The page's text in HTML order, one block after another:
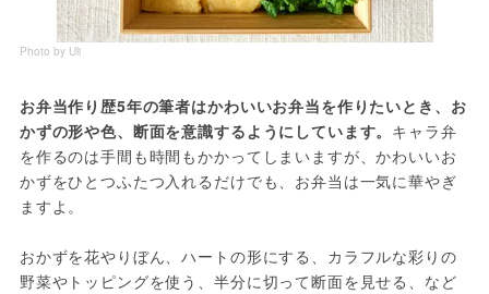
Photo by Uli
お弁当作り歴5年の筆者はかわいいお弁当を作りたいとき、お
かずの形や色、断面を意識するようにしています。 キャラ弁
を作るのは手間も時間もかかってしまいますが、かわいいお
かずをひとつふたつ入れるだけでも、お弁当は一気に華やぎ
ますよ。
おかずを花やりぼん、ハートの形にする、カラフルな彩りの
野菜やトッピングを使う、半分に切って断面を見せる、など